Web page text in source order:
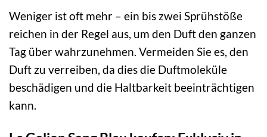
Weniger ist oft mehr – ein bis zwei Sprühstöße
reichen in der Regel aus, um den Duft den ganzen
Tag über wahrzunehmen. Vermeiden Sie es, den
Duft zu verreiben, da dies die Duftmoleküle
beschädigen und die Haltbarkeit beeinträchtigen
kann.